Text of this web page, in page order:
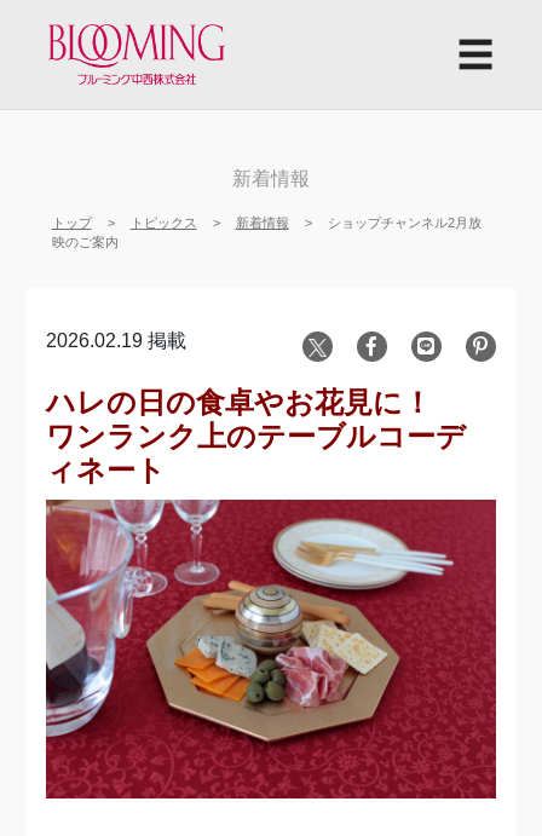
☰
新着情報
トップ トピックス 新着情報
ショップチャンネル2月放
映のご案内
2026.02.19 掲載
ハレの日の食卓やお花見に！
ワンランク上のテーブルコーデ
ィネート